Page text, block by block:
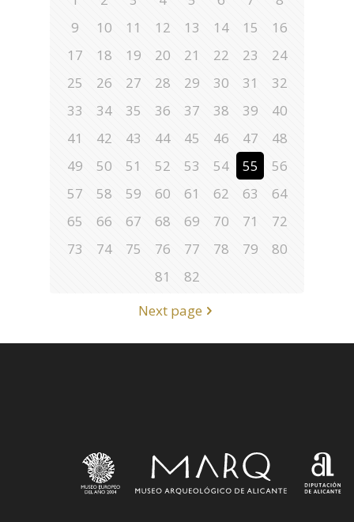
9
10 11 12 13 14 15
16
17
18 19 20 21 22 23
24
25
26 27 28 29 30 31
32
33
34 35 36 37 38 39
40
41
42 43 44 45 46 47
48
49
50 51 52 53 54 55
56
57
58 59 60 61 62 63
64
65
66 67 68 69 70 71
72
73
74 75 76 77 78 79
80
81
82
Next page